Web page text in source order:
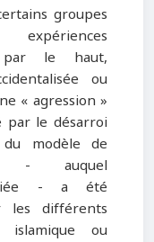
groupes
par le haut,
ou
« agression »
par le désarroi
modèle de
- auquel
- a été
les différents
ou